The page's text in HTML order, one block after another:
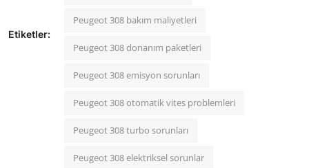
Etiketler:
Peugeot 308 bakım maliyetleri
Peugeot 308 donanım paketleri
Peugeot 308 emisyon sorunları
Peugeot 308 otomatik vites problemleri
Peugeot 308 turbo sorunları
Peugeot 308 elektriksel sorunlar